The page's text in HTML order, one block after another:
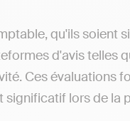
qu'ils soient
d'avis telles
Ces évaluations
lors de la